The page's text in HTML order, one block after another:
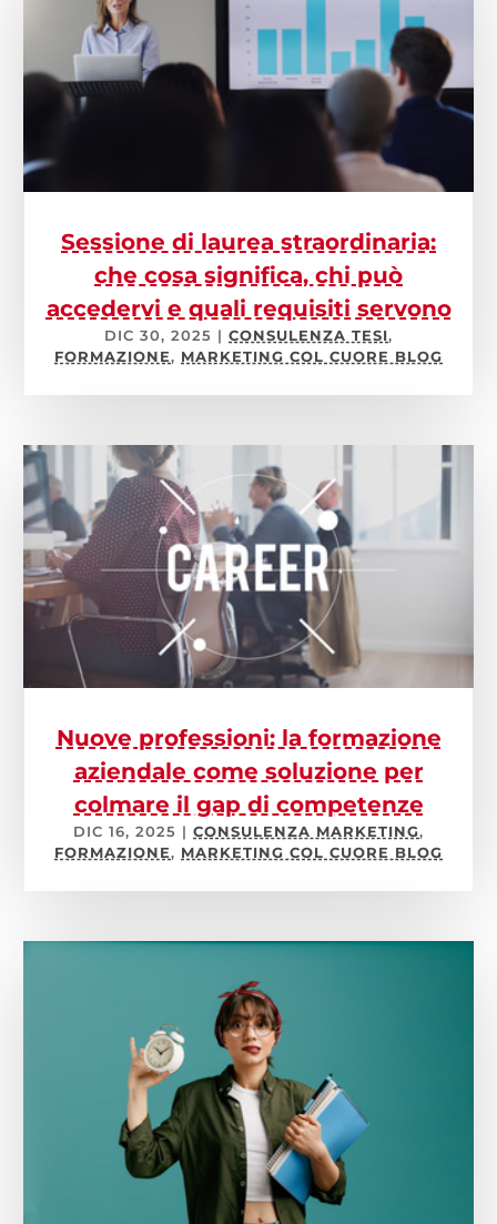
Sessione di laurea straordinaria:
che cosa significa, chi può
accedervi e quali requisiti servono
DIC 30, 2025 | CONSULENZA TESI,
FORMAZIONE, MARKETING COL CUORE BLOG
Nuove professioni: la formazione
aziendale come soluzione per
colmare il gap di competenze
DIC 16, 2025 | CONSULENZA MARKETING,
FORMAZIONE, MARKETING COL CUORE BLOG